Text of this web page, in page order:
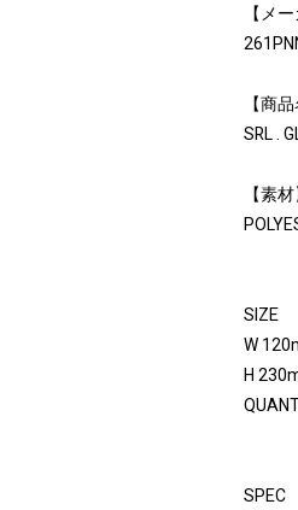
【メ
【商品
SRL .
【素材
SIZE
W
H
SPEC